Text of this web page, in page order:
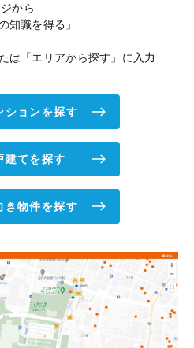
から
知識を得る」
は「エリアから探す」に入力
ションを探す
建てを探す
き物件を探す